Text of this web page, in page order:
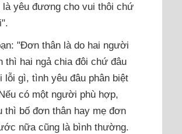
là yêu đương cho vui thôi chứ
"Đơn thân là do hai người
thì hai ngả chia đôi chứ đâu
lỗi gì, tình yêu đâu phân biệt
có một người phù hợp,
thì bố đơn thân hay mẹ đơn
nữa cũng là bình thường.